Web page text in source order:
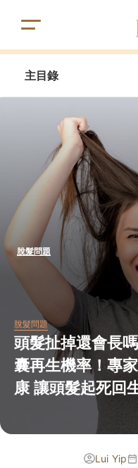
主目錄
脫髮問題
脫髮問題
頭髮扯掉還會長
囊再生機率！專
康 讓頭髮起死回
Lui Yip